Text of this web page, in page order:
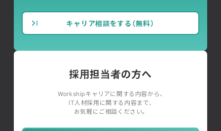
キャリア相談をする（無料）
採用担当者の方へ
Workshipキャリアに関する内容から、
IT人材採用に関する内容まで、
お気軽にご相談ください。